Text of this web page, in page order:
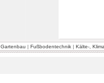
Gartenbau | Fußbodentechnik| Kälte-,